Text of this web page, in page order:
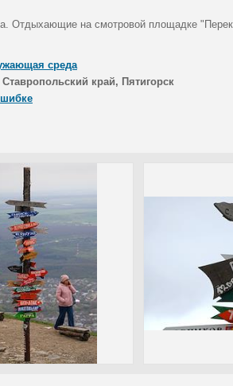
Отдыхающие на смотровой площадке
среда
край, Пятигорск